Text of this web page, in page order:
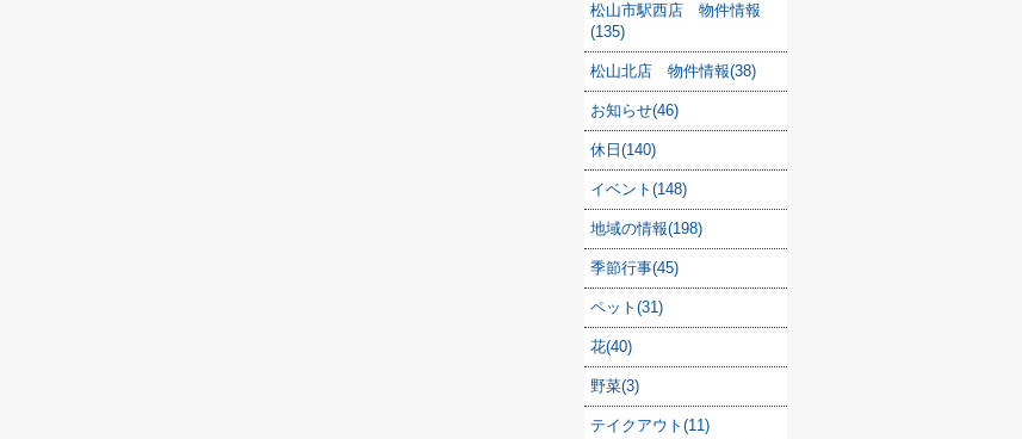
松山市駅西店 物件情報
(135)
松山北店 物件情報(38)
お知らせ(46)
休日(140)
イベント(148)
地域の情報(198)
季節行事(45)
ペット(31)
花(40)
野菜(3)
テイクアウト(11)